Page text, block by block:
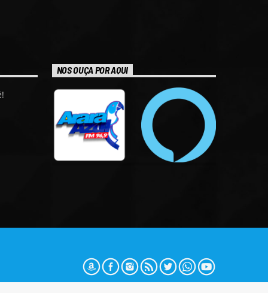
NOS OUÇA POR AQUI